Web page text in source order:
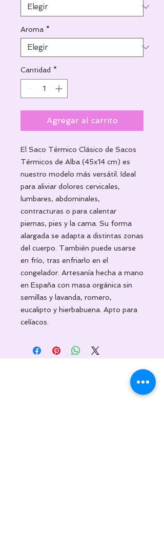
Aroma *
Cantidad *
Agregar al carrito
El Saco Térmico Clásico de Sacos
Térmicos de Alba (45x14 cm) es
nuestro modelo más versátil. Ideal
para aliviar dolores cervicales,
lumbares, abdominales,
contracturas o para calentar
piernas, pies y la cama. Su forma
alargada se adapta a distintas zonas
del cuerpo. También puede usarse
en frío, tras enfriarlo en el
congelador. Artesanía hecha a mano
en España con masa orgánica sin
semillas y lavanda, romero,
eucalipto y hierbabuena. Apto para
celíacos.
Artesanía Hecha En España. Cuidadosamente
Elaborada Para Aportar Confort Y Calma A